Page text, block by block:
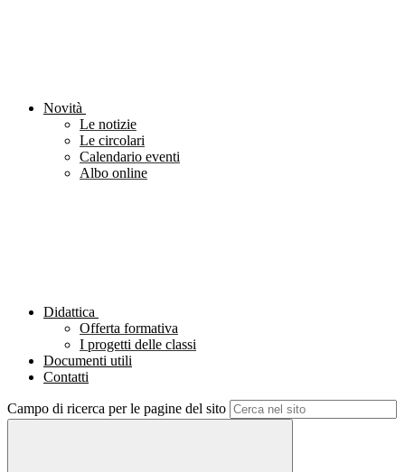
Novità
Le notizie
Le circolari
Calendario eventi
Albo online
Didattica
Offerta formativa
I progetti delle classi
Documenti utili
Contatti
Campo di ricerca per le pagine del sito